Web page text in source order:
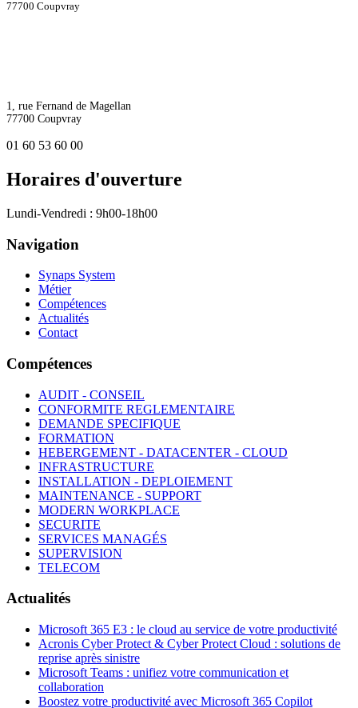
77700 Coupvray
1, rue Fernand de Magellan
77700 Coupvray
01 60 53 60 00
Horaires d'ouverture
Lundi-Vendredi : 9h00-18h00
Navigation
Synaps System
Métier
Compétences
Actualités
Contact
Compétences
AUDIT - CONSEIL
CONFORMITE REGLEMENTAIRE
DEMANDE SPECIFIQUE
FORMATION
HEBERGEMENT - DATACENTER - CLOUD
INFRASTRUCTURE
INSTALLATION - DEPLOIEMENT
MAINTENANCE - SUPPORT
MODERN WORKPLACE
SECURITE
SERVICES MANAGÉS
SUPERVISION
TELECOM
Actualités
Microsoft 365 E3 : le cloud au service de votre productivité
Acronis Cyber Protect & Cyber Protect Cloud : solutions de
reprise après sinistre
Microsoft Teams : unifiez votre communication et
collaboration
Boostez votre productivité avec Microsoft 365 Copilot